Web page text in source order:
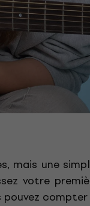
mais une
votre
pouvez compter